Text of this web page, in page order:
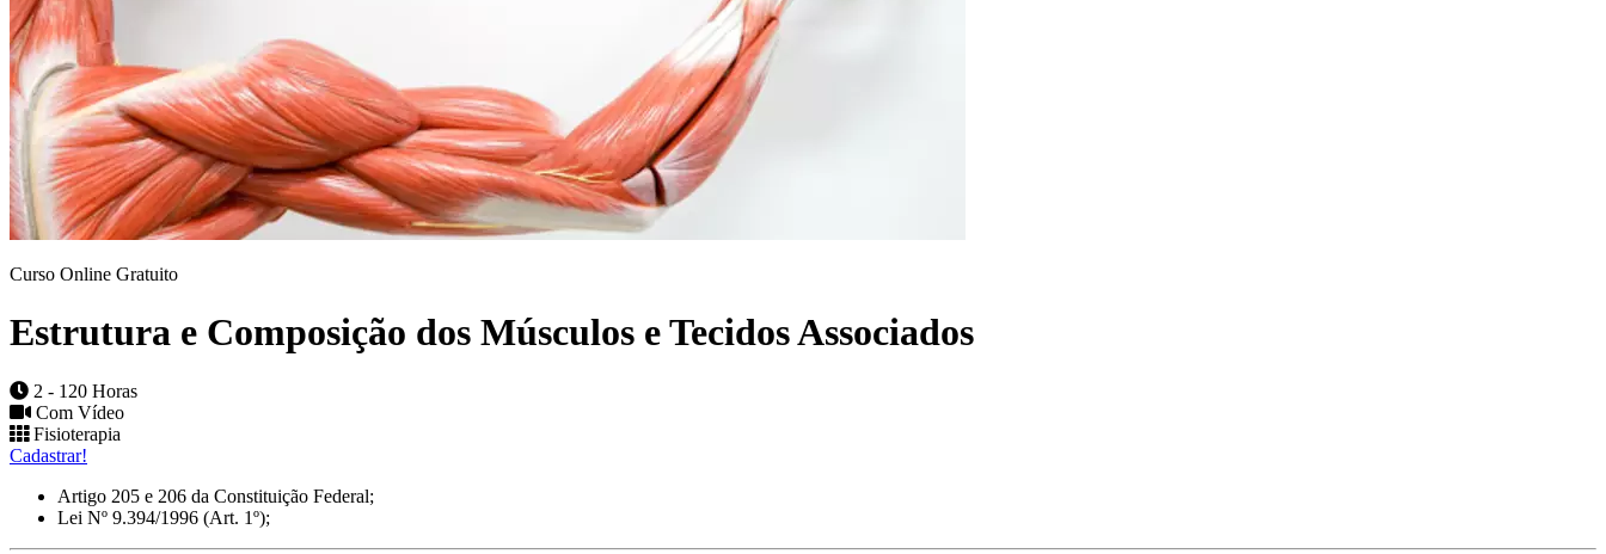
Curso Online Gratuito
Estrutura e Composição dos Músculos e Tecidos Associados
2 - 120 Horas
Com Vídeo
Fisioterapia
Cadastrar!
Artigo 205 e 206 da Constituição Federal;
Lei Nº 9.394/1996 (Art. 1º);